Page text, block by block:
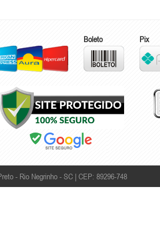
Boleto Pix
- Rio Negrinho - SC | CEP: 89296-748